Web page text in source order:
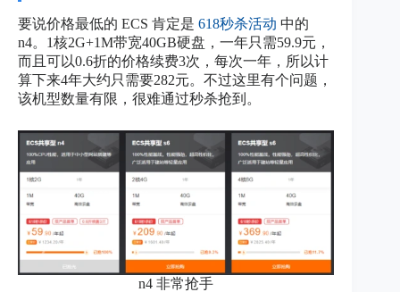
要说价格最低的 ECS 肯定是 618秒杀活动 中的
n4。1核2G+1M带宽40GB硬盘，一年只需59.9元，
而且可以0.6折的价格续费3次，每次一年，所以计
算下来4年大约只需要282元。不过这里有个问题，
该机型数量有限，很难通过秒杀抢到。
n4 非常抢手